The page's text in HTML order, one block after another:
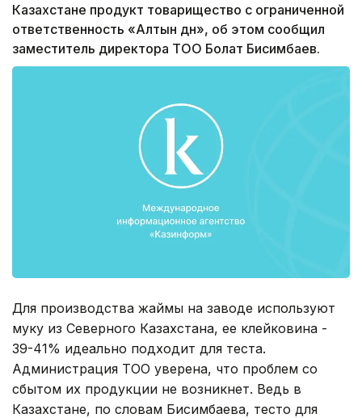
Казахстане продукт товарищество с ограниченной
ответственность «Алтын дән», об этом сообщил
заместитель директора ТОО Болат Бисимбаев.
Для производства жаймы на заводе используют
муку из Северного Казахстана, ее клейковина -
39-41% идеально подходит для теста.
Администрация ТОО уверена, что проблем со
сбытом их продукции не возникнет. Ведь в
Казахстане, по словам Бисимбаева, тесто для